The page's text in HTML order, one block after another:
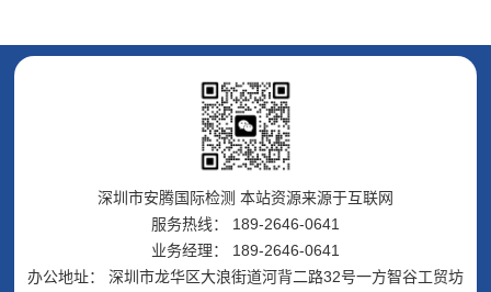
深圳市安腾国际检测 本站资源来源于互联网
服务热线： 189-2646-0641
业务经理： 189-2646-0641
办公地址： 深圳市龙华区大浪街道河背二路32号一方智谷工贸坊